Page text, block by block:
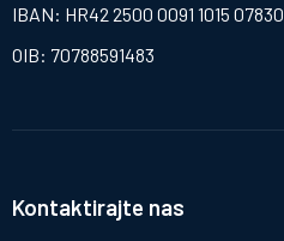
IBAN: HR42 2500 0091 1015 07830
OIB: 70788591483
Kontaktirajte nas